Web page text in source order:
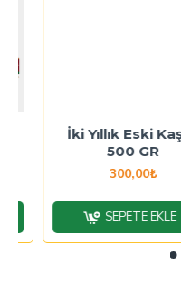
İki Yıllık Eski Kaşar
500 GR
300,00₺
SEPETE EKLE